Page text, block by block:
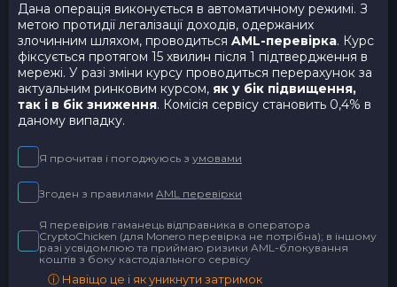
Дана операція виконується в автоматичному режимі. З
метою протидії легалізації доходів, одержаних
злочинним шляхом, проводиться AML-перевірка. Курс
фіксується протягом 15 хвилин після 1 підтвердження в
мережі. У разі зміни курсу проводиться перерахунок за
актуальним ринковим курсом, як у бік підвищення,
так і в бік зниження. Комісія сервісу становить 0,4% в
даному випадку.
Я прочитав і погоджуюсь з умовами
Згоден з правилами AML перевірки
Я перевірив гаманець відправника в оператора
CryptoChicken (для Monero перевірка не потрібна); в іншому
разі усвідомлюю та приймаю ризики AML-блокування
коштів з боку кастодіального сервісу
ⓘ Навіщо це і як уникнути затримок